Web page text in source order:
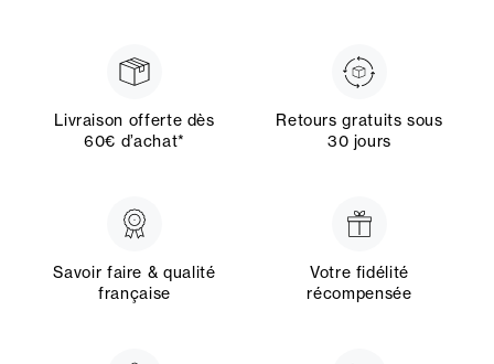
Livraison offerte dès
60€ d’achat*
Retours gratuits sous
30 jours
Savoir faire & qualité
française
Votre fidélité
récompensée